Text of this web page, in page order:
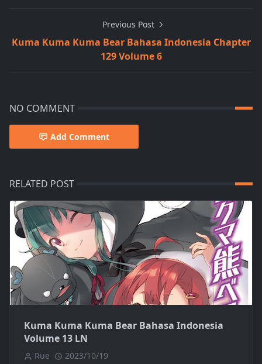
Previous Post
Kuma Kuma Kuma Bear Bahasa Indonesia Chapter
129 Volume 6
NO COMMENT
Add Comment
RELATED POST
Kuma Kuma Kuma Bear Bahasa Indonesia
Volume 13 LN
Rue 2023/10/19